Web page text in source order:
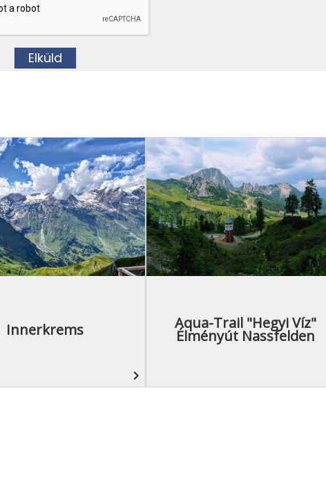
Innerkrems
navigate_next
Aqua-Trail "hegyi Víz"
Élményút Nassfelden